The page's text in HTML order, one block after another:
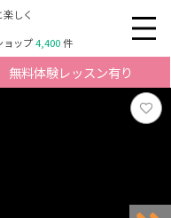
しく
ョップ4,400件
無料体験レッスン有り